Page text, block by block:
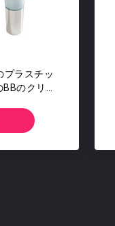
プラスチッ
のクリー